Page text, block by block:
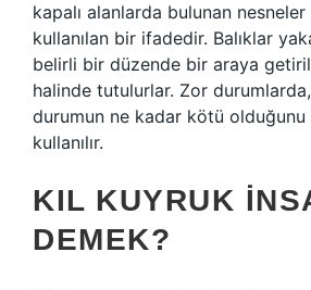
kapalı alanlarda bulunan
kullanılan bir ifadedir. Balıklar
belirli bir düzende bir araya
halinde tutulurlar. Zor
durumun ne kadar kötü
kullanılır.
KIL KUYRUK
DEMEK?